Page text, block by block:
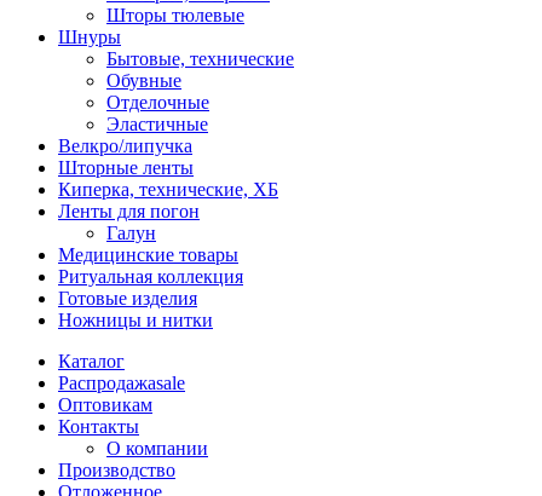
Шторы тюлевые
Шнуры
Бытовые, технические
Обувные
Отделочные
Эластичные
Велкро/липучка
Шторные ленты
Киперка, технические, ХБ
Ленты для погон
Галун
Медицинские товары
Ритуальная коллекция
Готовые изделия
Ножницы и нитки
Каталог
Распродажаsale
Оптовикам
Контакты
О компании
Производство